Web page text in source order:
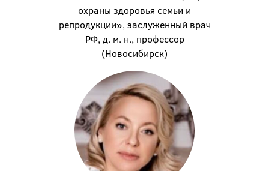
охраны здоровья семьи и
репродукции», заслуженный врач
РФ, д. м. н., профессор
(Новосибирск)